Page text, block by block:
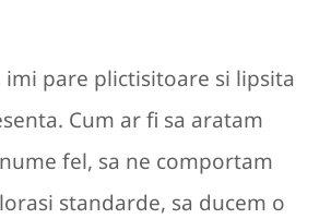
imi pare plictisitoare si lipsita
Cum ar fi sa aratam
fel, sa ne comportam
standarde, sa ducem o